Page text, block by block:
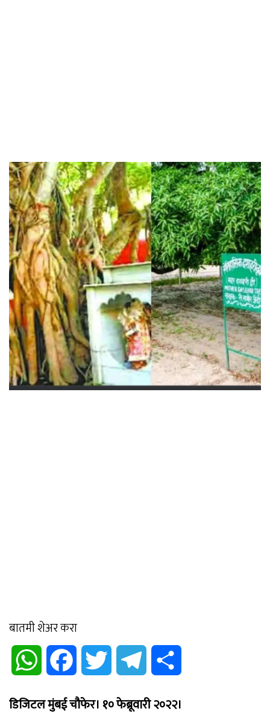
बातमी शेअर करा
WhatsApp Facebook Twitter Telegram
डिजिटल मुंबई चौफेर। १० फेब्रूवारी २०२२।